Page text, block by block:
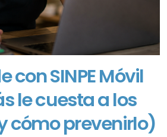
con SINPE Móvil
le cuesta a los
cómo prevenirlo)